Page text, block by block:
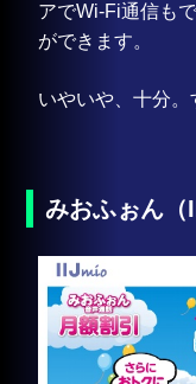
アでWi-Fi通信も
ができます。
いやいや、十分。
みおふぉん（